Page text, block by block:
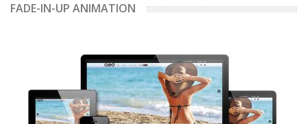
FADE-IN-UP ANIMATION